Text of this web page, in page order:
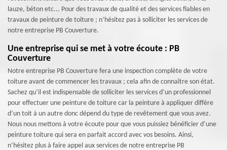
lauze, béton etc... Pour des travaux de qualité et des services fiables en
travaux de peinture de toiture ; n’hésitez pas à solliciter les services de
notre entreprise PB Couverture.
Une entreprise qui se met à votre écoute : PB
Couverture
Notre entreprise PB Couverture fera une inspection complète de votre
toiture avant de commencer les travaux ; cela afin de connaître son état.
Sachez qu’il est indispensable de solliciter les services d’un professionnel
pour effectuer une peinture de toiture car la peinture à appliquer diffère
d’un toit à un autre donc dépend du type de revêtement que vous avez.
Nous nous mettons à votre écoute pour que vous puissiez bénéficier d’une
peinture toiture qui sera en parfait accord avec vos besoins. Ainsi,
n’hésitez plus à faire appel aux services de notre entreprise PB